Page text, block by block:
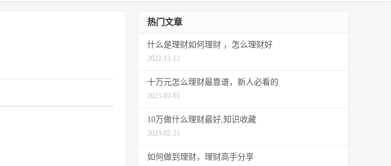
热门文章
什么是理财如何理财 ，怎么理财好
2022-12-12
十万元怎么理财最靠谱，新人必看的
2023-02-05
10万做什么理财最好,知识收藏
2023-02-21
如何做到理财，理财高手分享